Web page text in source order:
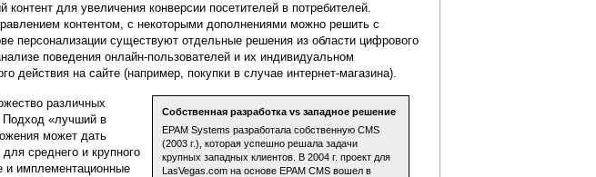
для увеличения конверсии посетителей в потребителей.
контентом, с некоторыми дополнениями можно решить с
персонализации существуют отдельные решения из области цифрового
поведения онлайн-пользователей и их индивидуальном
действия на сайте (например, покупки в случае интернет-магазина).
Собственная разработка vs западное решение
EPAM Systems разработала собственную CMS
(2003 г.), которая успешно решала задачи
крупных западных клиентов. В 2004 г. проект для
LasVegas.com на основе EPAM CMS вошел в
различных
Подход «лучший в
может дать
среднего и крупного
и имплементационные